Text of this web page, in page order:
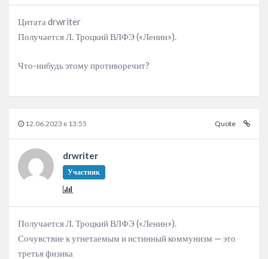
Цитата drwriter
Получается Л. Троцкий ВЛФЭ («Ленин»).
Что-нибудь этому противоречит?
12.06.2023 в 13:55 Quote
drwriter
Участник
Получается Л. Троцкий ВЛФЭ («Ленин»).
Сочувствие к угнетаемым и истинный коммунизм — это
третья физика